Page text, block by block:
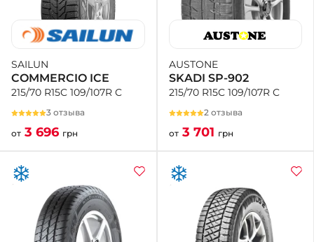
SAILUN
COMMERCIO ICE
215/70 R15C 109/107R C
3 отзыва
от 3 696 грн
AUSTONE
SKADI SP-902
215/70 R15C 109/107R C
2 отзыва
от 3 701 грн